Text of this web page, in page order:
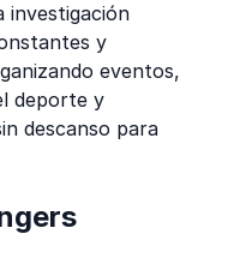
investigación
y
eventos,
deporte y
descanso para